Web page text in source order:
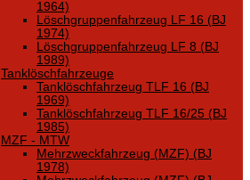
1964)
Löschgruppenfahrzeug LF 16 (BJ
1974)
Löschgruppenfahrzeug LF 8 (BJ
1989)
Tanklöschfahrzeuge
Tanklöschfahrzeug TLF 16 (BJ
1969)
Tanklöschfahrzeug TLF 16/25 (BJ
1985)
MZF - MTW
Mehrzweckfahrzeug (MZF) (BJ
1978)